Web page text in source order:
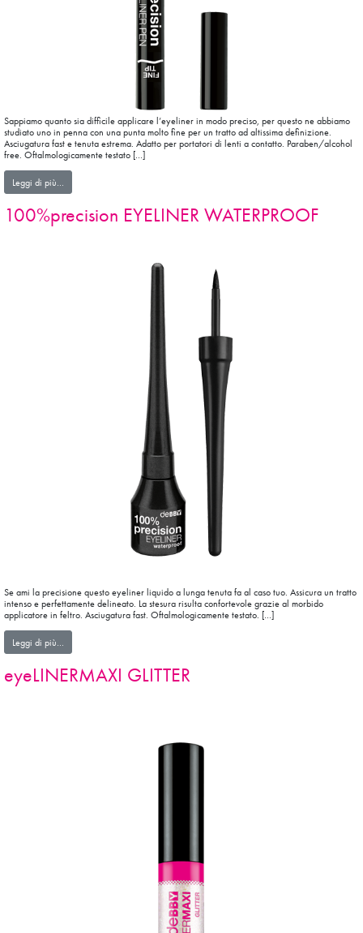
Sappiamo quanto sia difficile applicare l’eyeliner in modo preciso, per questo ne abbiamo
studiato uno in penna con una punta molto fine per un tratto ad altissima definizione.
Asciugatura fast e tenuta estrema. Adatto per portatori di lenti a contatto. Paraben/alcohol
free. Oftalmologicamente testato […]
Leggi di più…
100%precision EYELINER WATERPROOF
Se ami la precisione questo eyeliner liquido a lunga tenuta fa al caso tuo. Assicura un tratto
intenso e perfettamente delineato. La stesura risulta confortevole grazie al morbido
applicatore in feltro. Asciugatura fast. Oftalmologicamente testato. […]
Leggi di più…
eyeLINERMAXI GLITTER